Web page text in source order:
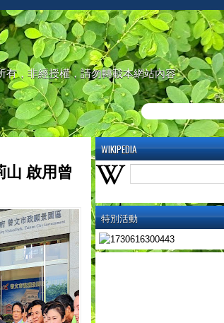
有，非經授權，請勿轉載本網站內容
WIKIPEDIA
特別活動
山 啟用曾